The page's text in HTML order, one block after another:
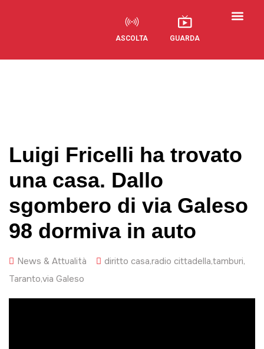
ASCOLTA GUARDA
Luigi Fricelli ha trovato
una casa. Dallo
sgombero di via Galeso
98 dormiva in auto
News & Attualità diritto casa,radio cittadella,tamburi,
Taranto,via Galeso